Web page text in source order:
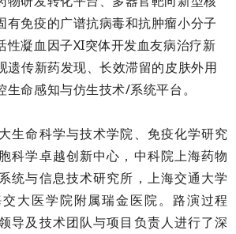
有免疫的广谱抗病毒和抗肿瘤小分子
性凝血因子XI突体开发血友病治疗新
遗传新药发现、长效滞留的皮肤外用
命感知与仿生技术/系统平台。
生命科学与技术学院、免疫化学研究
科学卓越创新中心，中科院上海药物
统与信息技术研究所，上海交通大学
大医学院附属瑞金医院。路演过程
导及技术团队与项目负责人进行了深